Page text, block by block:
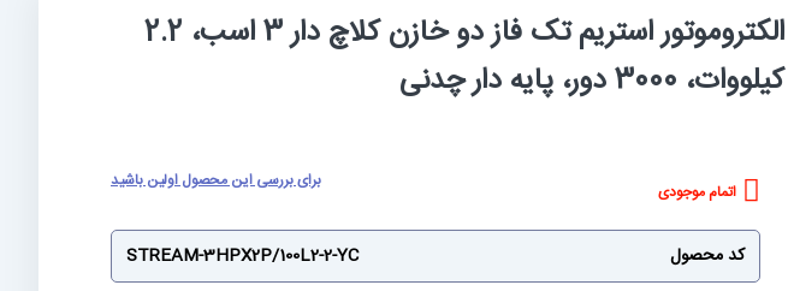
الکتروموتور استریم تک فاز دو خازن کلاچ دار 3 اسب، 2.2
کیلووات، 3000 دور، پایه دار چدنی
برای بررسی این محصول اولین باشید
اتمام موجودی
کد محصول
STREAM-3HPX2P/100L2-2-YC